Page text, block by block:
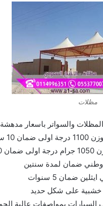
مظلات
والسواتر باسعار مدھشة